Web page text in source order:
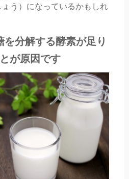
う）になっているかもしれ
を分解する酵素が足り
が原因です